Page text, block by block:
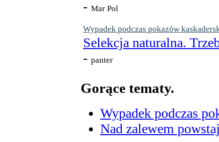
- Mar Pol
Wypadek podczas pokazów
Selekcja naturalna.
- panter
Gorące tematy.
Wypadek podczas
Nad zalewem